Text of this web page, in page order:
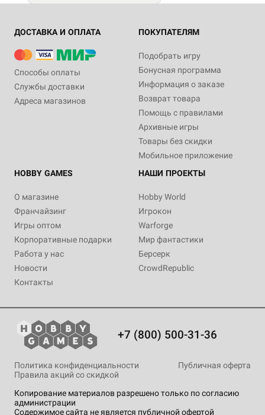
ДОСТАВКА И ОПЛАТА
Способы оплаты
Службы доставки
Адреса магазинов
ПОКУПАТЕЛЯМ
Подобрать игру
Бонусная программа
Информация о заказе
Возврат товара
Помощь с правилами
Архивные игры
Товары без скидки
Мобильное приложение
HOBBY GAMES
О магазине
Франчайзинг
Игры оптом
Корпоративные подарки
Работа у нас
Новости
Контакты
НАШИ ПРОЕКТЫ
Hobby World
Игрокон
Warforge
Мир фантастики
Берсерк
CrowdRepublic
+7 (800) 500-31-36
Копирование материалов разрешено только по согласию
администрации
Содержимое сайта не является публичной офертой
Политика конфиденциальности
Публичная оферта
Правила акций со скидкой